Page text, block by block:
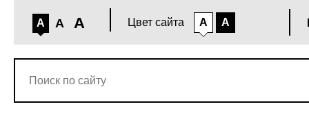
A A A Цвет сайта A A